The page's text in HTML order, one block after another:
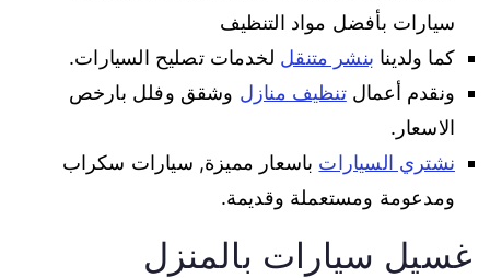
سيارات بأفضل مواد التنظيف
كما ولدينا بنشر متنقل لخدمات تصليح السيارات.
ونقدم أعمالتنظيف منازل وشقق وفلل بارخص
الاسعار.
نشتري السيارات باسعار مميزة, سيارات سكراب
ومدعومة ومستعملة وقديمة.
غسيل سيارات بالمنزل